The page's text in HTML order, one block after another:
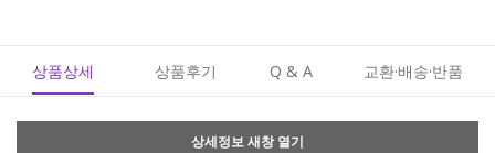
상품상세 상품후기 Q & A 교환·배송·반품
상세정보 새창 열기